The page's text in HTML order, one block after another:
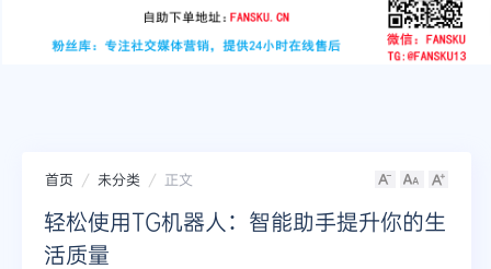
youtube
instagram
首页 未分类 正文
轻松使用TG机器人：智能助手提升你的生
活质量